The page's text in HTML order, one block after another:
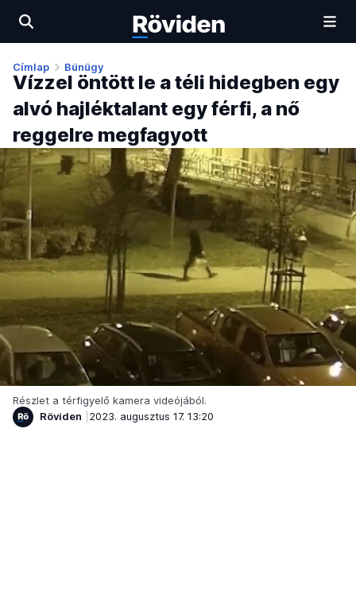
Címlap Bűnügy
Vízzel öntött le a téli hidegben egy
alvó hajléktalant egy férfi, a nő
reggelre megfagyott
Részlet a térfigyelő kamera videójából.
Röviden
2023. augusztus 17. 13:20